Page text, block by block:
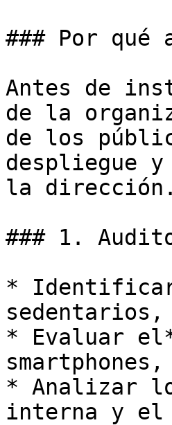
### Por qué
Antes de
de la
de los
despliegue
la dirección.
### 1.
*
* Evaluar
* Analizar
interna y